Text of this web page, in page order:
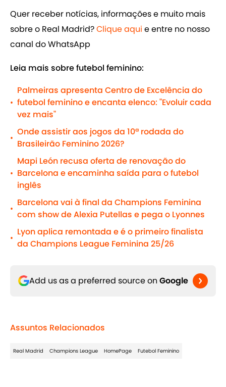
Quer receber notícias, informações e muito mais
sobre o Real Madrid?Clique aqui e entre no nosso
canal do WhatsApp
Leia mais sobre futebol feminino:
•
Palmeiras apresenta Centro de Excelência do
futebol feminino e encanta elenco: "Evoluir cada
vez mais"
•
Onde assistir aos jogos da 10ª rodada do
Brasileirão Feminino 2026?
•
Mapi León recusa oferta de renovação do
Barcelona e encaminha saída para o futebol
inglês
•
Barcelona vai à final da Champions Feminina
com show de Alexia Putellas e pega o Lyonnes
•
Lyon aplica remontada e é o primeiro finalista
da Champions League Feminina 25/26
Add us as a preferred source on Google
Assuntos Relacionados
Real Madrid Champions League HomePage Futebol Feminino